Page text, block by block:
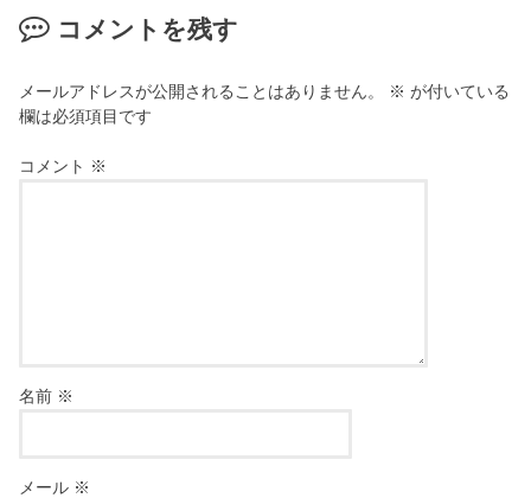
コメントを残す
メールアドレスが公開されることはありません。 ※ が付いている
欄は必須項目です
コメント ※
名前 ※
メール ※